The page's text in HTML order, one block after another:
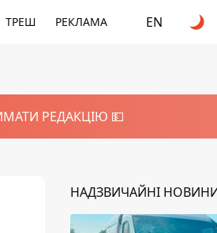
ТРЕШ РЕКЛАМА EN
РЕДАКЦІЮ 💵
НАДЗВИЧАЙНІ